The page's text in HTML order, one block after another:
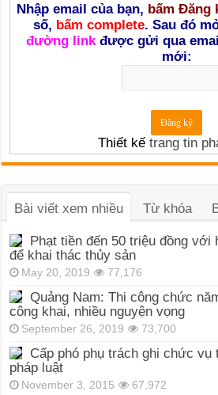
Nhập email của bạn, bấm Đăng
số, bấm complete. Sau đó
đường link được gửi qua
mới:
Thiết kếtrang tin
Bài viết xem nhiều Từ khóa
Phạt tiền đến 50 triệu đồng với
để khai thác thủy sản
May 20, 2019 77,176
Quảng Nam: Thi công chức
công khai, nhiều nguyện vọng
September 26, 2019 73,700
Cấp phó phụ trách ghi chức vụ
pháp luật
November 3, 2015 67,972